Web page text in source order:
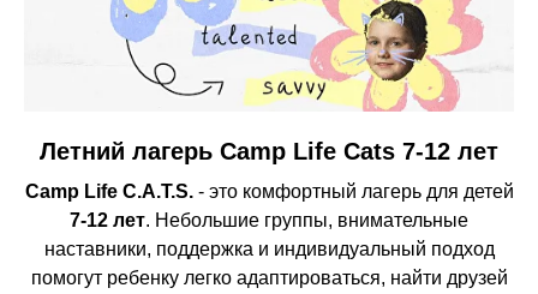
Летний лагерь Camp Life Cats 7-12 лет
Camp Life C.A.T.S.- это комфортный лагерь для детей
7-12 лет. Небольшие группы, внимательные
наставники, поддержка и индивидуальный подход
помогут ребенку легко адаптироваться, найти друзей